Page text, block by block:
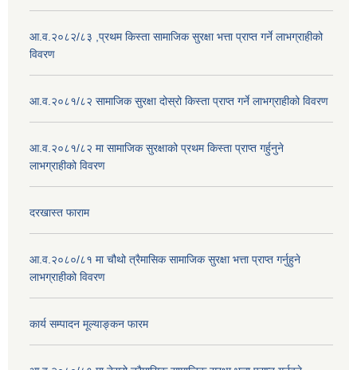
आ.व.२०८२/८३ ,प्रथम किस्ता सामाजिक सुरक्षा भत्ता प्राप्त गर्ने लाभग्राहीको
विवरण
आ.व.२०८१/८२ सामाजिक सुरक्षा दोस्रो किस्ता प्राप्त गर्ने लाभग्राहीको विवरण
आ.व.२०८१/८२ मा सामाजिक सुरक्षाको प्रथम किस्ता प्राप्त गर्हुनुने
लाभग्राहीको विवरण
दरखास्त फाराम
आ.व.२०८०/८१ मा चौथो त्रैमासिक सामाजिक सुरक्षा भत्ता प्राप्त गर्नुहुने
लाभग्राहीको विवरण
कार्य सम्पादन मूल्याङ्कन फारम